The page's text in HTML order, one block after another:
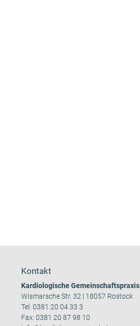
Kontakt
Kardiologische Gemeinschaftspraxis
Wismarsche Str. 32 | 18057 Rostock
Tel:0381 20 04 33 3
Fax: 0381 20 87 98 10